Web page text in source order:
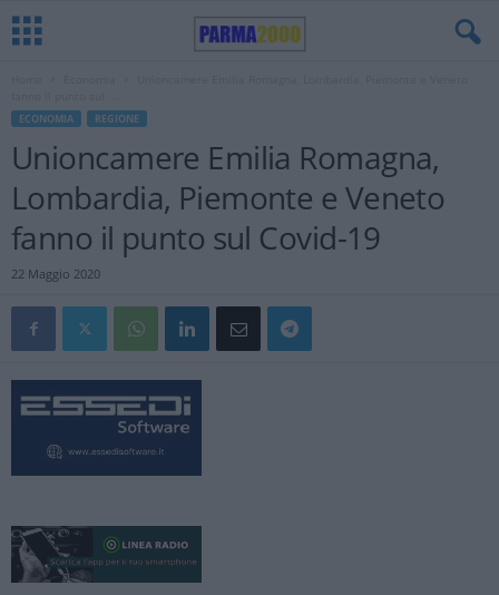
ECONOMIA REGIONE
Unioncamere Emilia Romagna,
Lombardia, Piemonte e Veneto
fanno il punto sul Covid-19
22 Maggio 2020